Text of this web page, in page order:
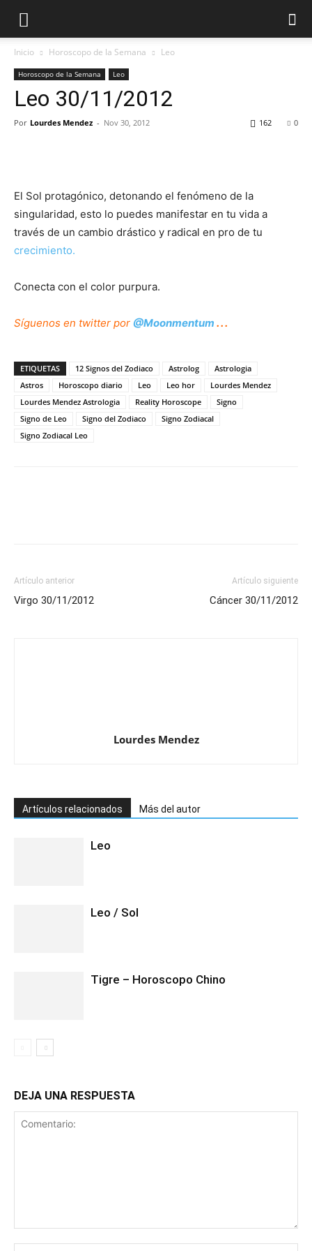
Inicio Horoscopo de la Semana Leo
Horoscopo de la Semana Leo
Leo 30/11/2012
Por Lourdes Mendez - Nov 30, 2012 0
162
El Sol protagónico, detonando el fenómeno de la
singularidad, esto lo puedes manifestar en tu vida a
través de un cambio drástico y radical en pro de tu
crecimiento.
Conecta con el color purpura.
Síguenos en twitter por @Moonmentum . . .
ETIQUETAS 12 Signos del Zodiaco Astrolog
Astrologia
Astros
Horoscopo diario Leo Leo hor
Lourdes Mendez
Lourdes Mendez Astrologia
Reality Horoscope
Signo
Signo de Leo
Signo del Zodiaco
Signo Zodiacal
Signo Zodiacal Leo
Artículo anterior
Virgo 30/11/2012
Artículo siguiente
Cáncer 30/11/2012
Lourdes Mendez
Artículos relacionados Más del autor
Leo
Leo / Sol
Tigre – Horoscopo Chino
DEJA UNA RESPUESTA